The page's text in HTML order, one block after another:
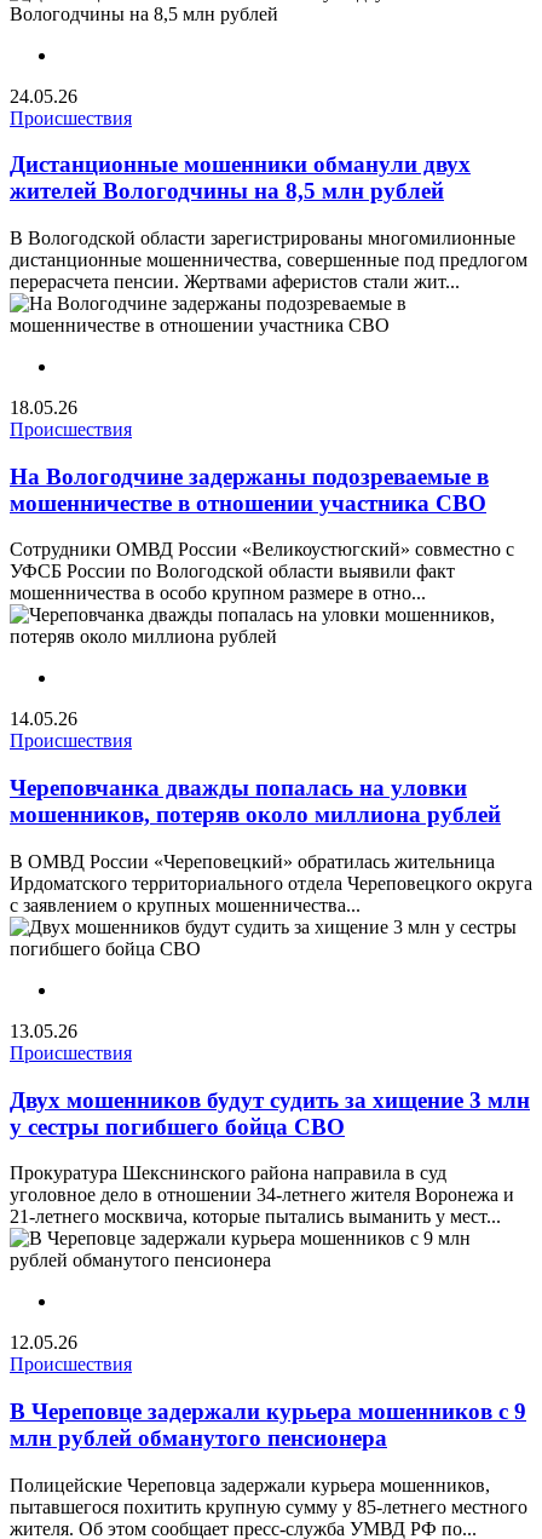
24.05.26
Происшествия
Дистанционные мошенники обманули двух
жителей Вологодчины на 8,5 млн рублей
В Вологодской области зарегистрированы многомилионные
дистанционные мошенничества, совершенные под предлогом
перерасчета пенсии. Жертвами аферистов стали жит...
18.05.26
Происшествия
На Вологодчине задержаны подозреваемые в
мошенничестве в отношении участника СВО
Сотрудники ОМВД России «Великоустюгский» совместно с
УФСБ России по Вологодской области выявили факт
мошенничества в особо крупном размере в отно...
14.05.26
Происшествия
Череповчанка дважды попалась на уловки
мошенников, потеряв около миллиона рублей
В ОМВД России «Череповецкий» обратилась жительница
Ирдоматского территориального отдела Череповецкого округа
с заявлением о крупных мошенничества...
13.05.26
Происшествия
Двух мошенников будут судить за хищение 3 млн
у сестры погибшего бойца СВО
Прокуратура Шекснинского района направила в суд
уголовное дело в отношении 34-летнего жителя Воронежа и
21-летнего москвича, которые пытались выманить у мест...
12.05.26
Происшествия
В Череповце задержали курьера мошенников с 9
млн рублей обманутого пенсионера
Полицейские Череповца задержали курьера мошенников,
пытавшегося похитить крупную сумму у 85-летнего местного
жителя. Об этом сообщает пресс-служба УМВД РФ по...